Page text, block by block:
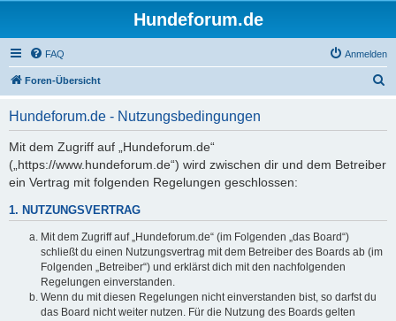
Hundeforum.de
FAQ Anmelden
Foren-Übersicht
Hundeforum.de - Nutzungsbedingungen
Mit dem Zugriff auf „Hundeforum.de“
(„https://www.hundeforum.de“) wird zwischen dir und dem Betreiber
ein Vertrag mit folgenden Regelungen geschlossen:
1. NUTZUNGSVERTRAG
Mit dem Zugriff auf „Hundeforum.de“ (im Folgenden „das Board“)
schließt du einen Nutzungsvertrag mit dem Betreiber des Boards ab (im
Folgenden „Betreiber“) und erklärst dich mit den nachfolgenden
Regelungen einverstanden.
Wenn du mit diesen Regelungen nicht einverstanden bist, so darfst du
das Board nicht weiter nutzen. Für die Nutzung des Boards gelten